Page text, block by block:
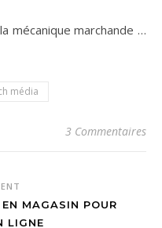
mécanique marchande …
média
3 Commentaires
MAGASIN POUR
LIGNE